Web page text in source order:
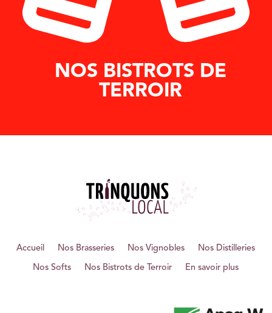
NOS BISTROTS DE
TERROIR
Accueil Nos Brasseries Nos Vignobles Nos Distilleries
Nos Softs Nos Bistrots de Terroir En savoir plus